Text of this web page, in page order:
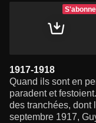
1917-1918
Quand ils sont en
paradent et
des tranchées, dont
septembre 1917,